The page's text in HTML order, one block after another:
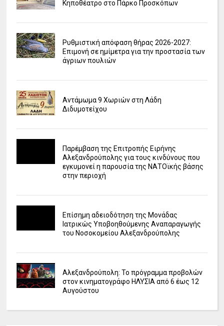
Κηποθέατρο στο Πάρκο Προσκόπων
Ρυθμιστική απόφαση θήρας 2026-2027:
Επιμονή σε ημίμετρα για την προστασία των
άγριων πουλιών
Αντάμωμα 9 Χωριών στη Λάδη
Διδυμοτείχου
Παρέμβαση της Επιτροπής Ειρήνης
Αλεξανδρούπολης για τους κινδύνους που
εγκυμονεί η παρουσία της ΝΑΤΟϊκής βάσης
στην περιοχή
Επίσημη αδειοδότηση της Μονάδας
Ιατρικώς Υποβοηθούμενης Αναπαραγωγής
του Νοσοκομείου Αλεξανδρούπολης
Αλεξανδρούπολη: Το πρόγραμμα προβολών
στον κινηματογράφο ΗΛΥΣΙΑ από 6 έως 12
Αυγούστου